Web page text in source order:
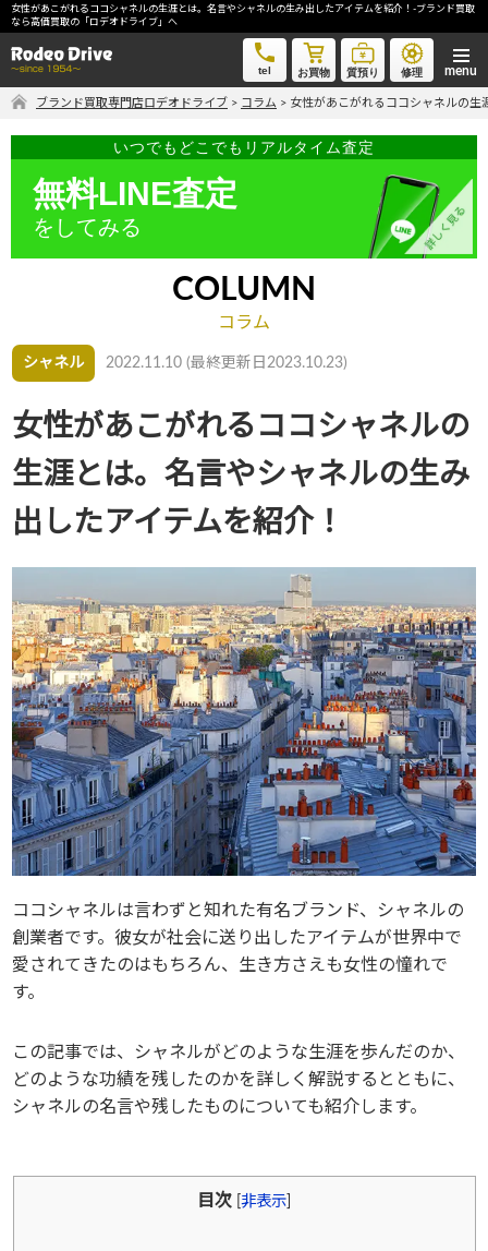
女性があこがれるココシャネルの生涯とは。名言やシャネルの生み出したアイテムを紹介！-ブランド買取
なら高価買取の「ロデオドライブ」へ
tel お買物 質預り 修理
女性があこがれるココシャネルの生涯とは。名言やシャネルの生み出したアイテムを紹介！-ブランド買
取なら高価買取の「ロデオドライブ」へ
無料LINE査定
宅配買取申込
手間なく安全に売りたい方へ
出張買取申込
初めての方へ
買取ブランド
買取実績
店舗一覧
よくあるご質問
コラム
お知らせ
お買物
質預かり
修理
Instagram
ブランド買取専門店ロデオドライブ > コラム > 女性があこがれるココシャネルの生
いつでもどこでもリアルタイム査定
無料LINE査定
をしてみる
COLUMN
コラム
シャネル 2022.11.10 (最終更新日2023.10.23)
女性があこがれるココシャネルの
生涯とは。名言やシャネルの生み
出したアイテムを紹介！
ココシャネルは言わずと知れた有名ブランド、シャネルの
創業者です。彼女が社会に送り出したアイテムが世界中で
愛されてきたのはもちろん、生き方さえも女性の憧れで
す。
この記事では、シャネルがどのような生涯を歩んだのか、
どのような功績を残したのかを詳しく解説するとともに、
シャネルの名言や残したものについても紹介します。
目次 非表示